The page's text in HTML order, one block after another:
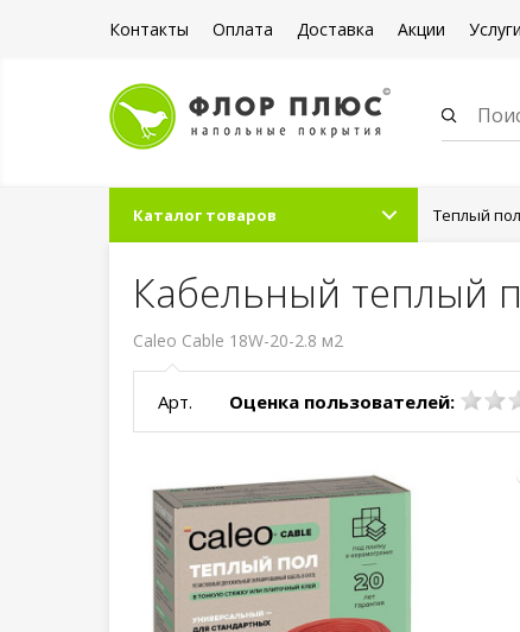
Контакты Оплата Доставка Акции
Каталог товаров Теплый
Кабельный теплый
Caleo Cable 18W-20-2.8 м2
Арт. Оценка пользователей: